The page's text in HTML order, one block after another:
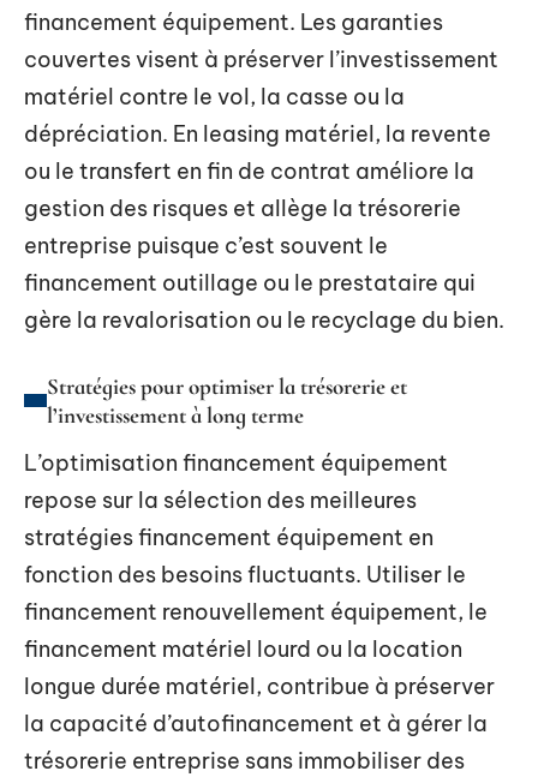
financement équipement. Les garanties
couvertes visent à préserver l’investissement
matériel contre le vol, la casse ou la
dépréciation. En leasing matériel, la revente
ou le transfert en fin de contrat améliore la
gestion des risques et allège la trésorerie
entreprise puisque c’est souvent le
financement outillage ou le prestataire qui
gère la revalorisation ou le recyclage du bien.
Stratégies pour optimiser la trésorerie et
l’investissement à long terme
L’optimisation financement équipement
repose sur la sélection des meilleures
stratégies financement équipement en
fonction des besoins fluctuants. Utiliser le
financement renouvellement équipement, le
financement matériel lourd ou la location
longue durée matériel, contribue à préserver
la capacité d’autofinancement et à gérer la
trésorerie entreprise sans immobiliser des